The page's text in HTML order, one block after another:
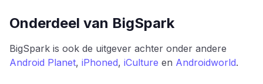
Onderdeel van BigSpark
BigSpark is ook de uitgever achter onder andere
Android Planet, iPhoned, iCulture en Androidworld.